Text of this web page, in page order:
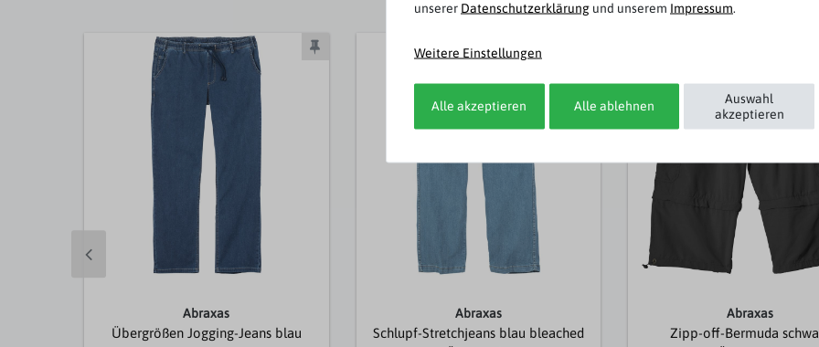
Weitere Artikel von Abraxas
Abraxas
Übergrößen Jogging-Jeans blau
Abraxas
Schlupf-Stretchjeans blau bleached
Abraxas
Zipp-off-Bermuda
unserer Daten­schutz­erklärung und unserem Impressum
Weitere Einstellungen
Alle akzeptieren Alle ablehnen
Auswahl
akzeptieren